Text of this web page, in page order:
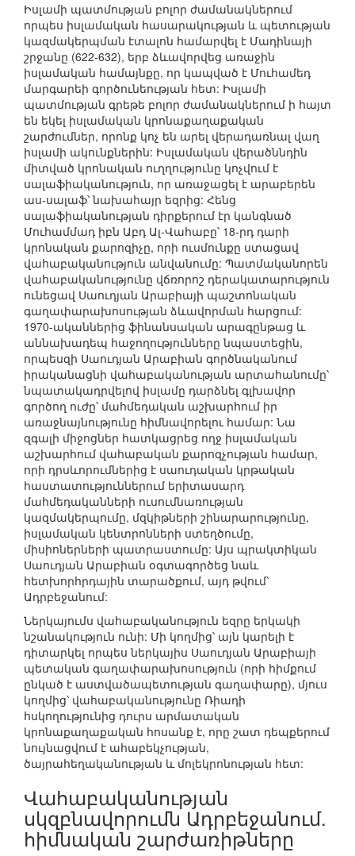
Իսլամի պատմության բոլոր ժամանակներում
որպես իսլամական հասարակության և պետության
կազմակերպման էտալոն համարվել է Մադինայի
շրջանը (622-632), երբ ձևավորվեց առաջին
իսլամական համայնքը, որ կապված է Մուհամեդ
մարգարեի գործունեության հետ: Իսլամի
պատմության գրեթե բոլոր ժամանակներում ի հայտ
են եկել իսլամական կրոնաքաղաքական
շարժումներ, որոնք կոչ են արել վերադառնալ վաղ
իսլամի ակունքներին: Իսլամական վերածննդին
միտված կրոնական ուղղությունը կոչվում է
սալաֆիականություն, որ առաջացել է արաբերեն
աս-սալաֆ՝ նախահայր եզրից: Հենց
սալաֆիականության դիրքերում էր կանգնած
Մուհամմադ իբն Աբդ Ալ-Վահաբը՝ 18-րդ դարի
կրոնական քարոզիչը, որի ուսմունքը ստացավ
վահաբականություն անվանումը: Պատմականորեն
վահաբականությունը վճռորոշ դերակատարություն
ունեցավ Սաուդյան Արաբիայի պաշտոնական
գաղափարախոսության ձևավորման հարցում:
1970-ականներից ֆինանսական արագընթաց և
աննախադեպ հաջողությունները նպաստեցին,
որպեսզի Սաուդյան Արաբիան գործնականում
իրականացնի վահաբականության արտահանումը՝
նպատակադրվելով իսլամը դարձնել գլխավոր
գործող ուժը՝ մահմեդական աշխարհում իր
առաջնայնությունը հիմնավորելու համար: Նա
զգալի միջոցներ հատկացրեց ողջ իսլամական
աշխարհում վահաբական քարոզչության համար,
որի դրսևորումներից է սաուդական կրթական
հաստատություններում երիտասարդ
մահմեդականների ուսումնառության
կազմակերպումը, մզկիթների շինարարությունը,
իսլամական կենտրոնների ստեղծումը,
միսիոներների պատրաստումը: Այս պրակտիկան
Սաուդյան Արաբիան օգտագործեց նաև
հետխորհրդային տարածքում, այդ թվում՝
Ադրբեջանում:
Ներկայումս վահաբականություն եզրը երկակի
նշանակություն ունի: Մի կողմից՝ այն կարելի է
դիտարկել որպես ներկայիս Սաուդյան Արաբիայի
պետական գաղափարախոսություն (որի հիմքում
ընկած է աստվածապետության գաղափարը), մյուս
կողմից՝ վահաբականությունը Ռիադի
հսկողությունից դուրս արմատական
կրոնաքաղաքական հոսանք է, որը շատ դեպքերում
նույնացվում է ահաբեկչության,
ծայրահեղականության և մոլեկրոնության հետ:
Վահաբականության
սկզբնավորումն Ադրբեջանում.
հիմնական շարժառիթները